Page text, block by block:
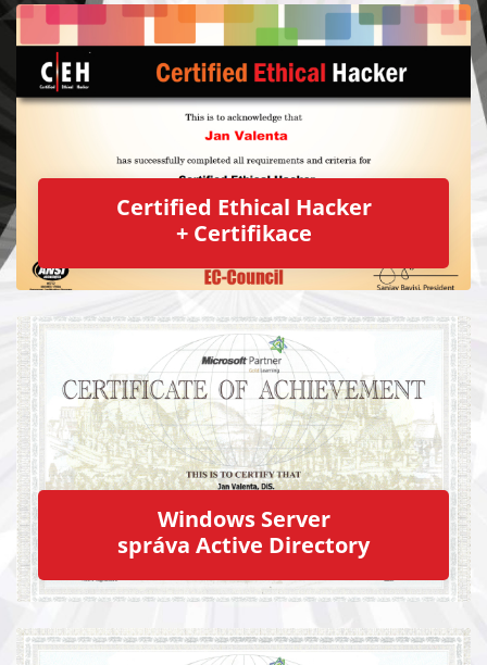
Certified Ethical Hacker
+ Certifikace
Windows Server
správa Active Directory